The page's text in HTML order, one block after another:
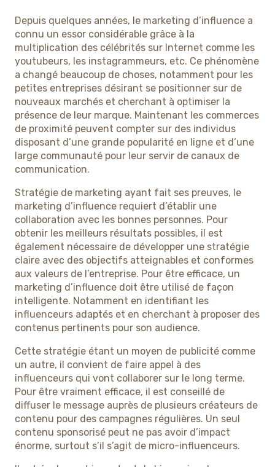
Depuis quelques années, le marketing d’influence a
connu un essor considérable grâce à la
multiplication des célébrités sur Internet comme les
youtubeurs, les instagrammeurs, etc. Ce phénomène
a changé beaucoup de choses, notamment pour les
petites entreprises désirant se positionner sur de
nouveaux marchés et cherchant à optimiser la
présence de leur marque. Maintenant les commerces
de proximité peuvent compter sur des individus
disposant d’une grande popularité en ligne et d’une
large communauté pour leur servir de canaux de
communication.
Stratégie de marketing ayant fait ses preuves, le
marketing d’influence requiert d’établir une
collaboration avec les bonnes personnes. Pour
obtenir les meilleurs résultats possibles, il est
également nécessaire de développer une stratégie
claire avec des objectifs atteignables et conformes
aux valeurs de l’entreprise. Pour être efficace, un
marketing d’influence doit être utilisé de façon
intelligente. Notamment en identifiant les
influenceurs adaptés et en cherchant à proposer des
contenus pertinents pour son audience.
Cette stratégie étant un moyen de publicité comme
un autre, il convient de faire appel à des
influenceurs qui vont collaborer sur le long terme.
Pour être vraiment efficace, il est conseillé de
diffuser le message auprès de plusieurs créateurs de
contenu pour des campagnes régulières. Un seul
contenu sponsorisé peut ne pas avoir d’impact
énorme, surtout s’il s’agit de micro-influenceurs.